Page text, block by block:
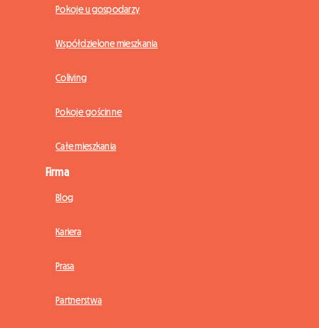
Pokoje u gospodarzy
Współdzielone mieszkania
Coliving
Pokoje gościnne
Całe mieszkania
Firma
Blog
Kariera
Prasa
Partnerstwa